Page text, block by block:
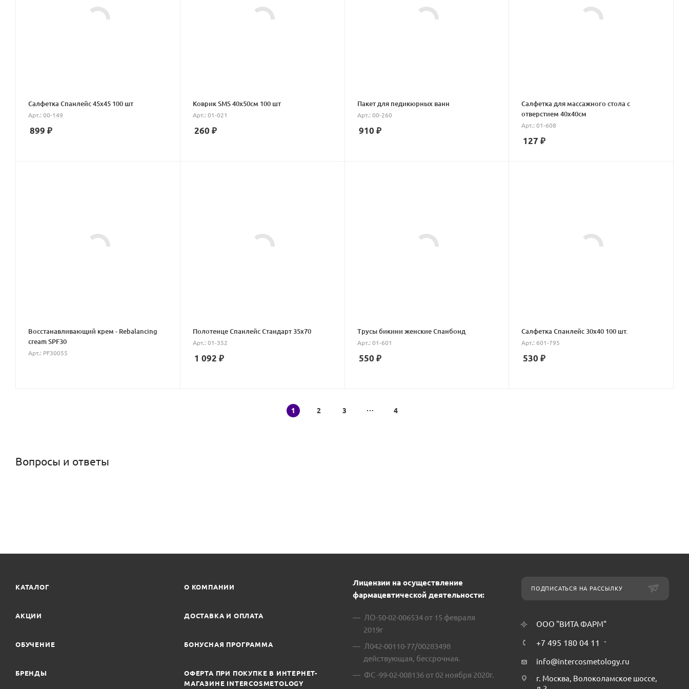
Салфетка Спанлейс 45х45 100 шт
Арт.: 00-149
899 ₽
Коврик SMS 40х50см 100 шт
Арт.: 01-021
260 ₽
Пакет для педикюрных ванн
Арт.: 00-260
910 ₽
Салфетка для массажного стола с
отверстием 40x40см
Арт.: 01-608
127 ₽
Восстанавливающий крем - Rebalancing
cream SPF30
Арт.: PF30055
Полотенце Спанлейс Стандарт 35х70
Арт.: 01-352
1 092 ₽
Трусы бикини женские Спанбонд
Арт.: 01-601
550 ₽
Салфетка Спанлейс 30х40 100 шт.
Арт.: 601-795
530 ₽
1 2 3 4
Вопросы и ответы
КАТАЛОГ
АКЦИИ
ОБУЧЕНИЕ
БРЕНДЫ
О КОМПАНИИ
ДОСТАВКА И ОПЛАТА
БОНУСНАЯ ПРОГРАММА
ОФЕРТА ПРИ ПОКУПКЕ В ИНТЕРНЕТ-
МАГАЗИНЕ INTERCOSMETOLOGY
Лицензии на осуществление
фармацевтической деятельности:
ЛО-50-02-006534 от 15 февраля
2019г
Л042-00110-77/00283498
действующая, бессрочная.
ФС -99-02-008136 от 02 ноября 2020г.
ПОДПИСАТЬСЯ НА РАССЫЛКУ
ООО "ВИТА ФАРМ"
+7 495 180 04 11
info@intercosmetology.ru
г. Москва, Волоколамское шоссе,